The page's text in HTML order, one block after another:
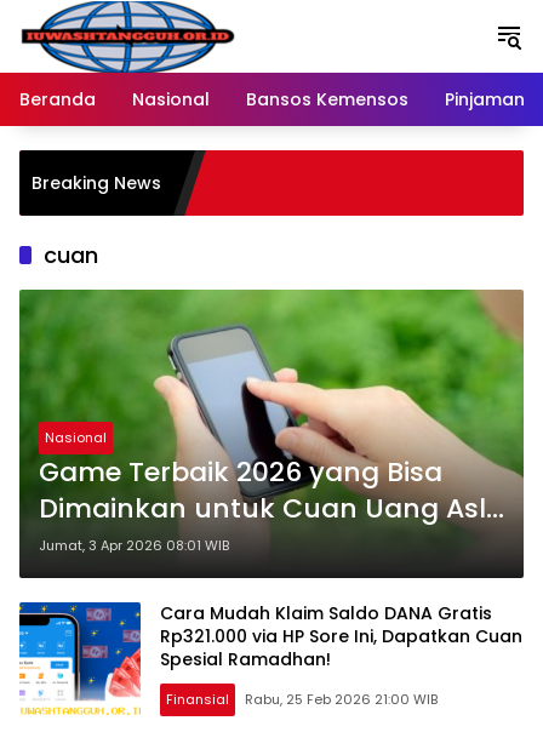
Langsung
konten
Beranda
Nasional Bansos Kemensos Pinjaman
Breaking News
cuan
Nasional
Game Terbaik 2026 yang Bisa
Dimainkan untuk Cuan Uang Asli
Tanpa Modal Besar dan Mudah
Dijual Online
Jumat, 3 Apr 2026 08:01 WIB
Cara Mudah Klaim Saldo DANA Gratis
Rp321.000 via HP Sore Ini, Dapatkan Cuan
Spesial Ramadhan!
Finansial Rabu, 25 Feb 2026 21:00 WIB